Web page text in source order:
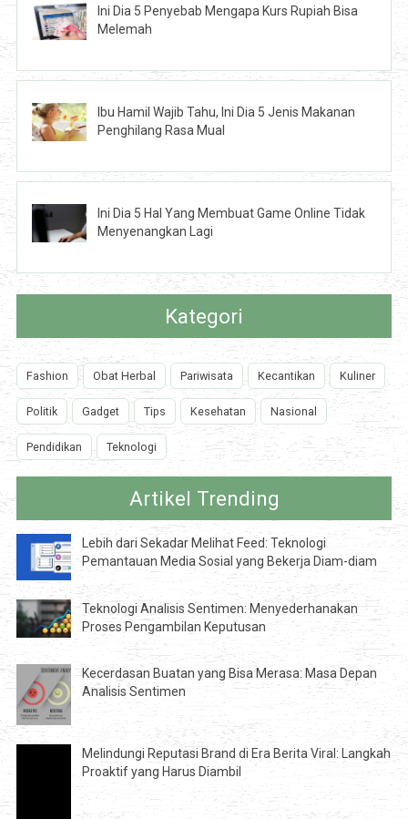
Ini Dia 5 Penyebab Mengapa Kurs Rupiah Bisa
Melemah
Ibu Hamil Wajib Tahu, Ini Dia 5 Jenis Makanan
Penghilang Rasa Mual
Ini Dia 5 Hal Yang Membuat Game Online Tidak
Menyenangkan Lagi
Kategori
Fashion Obat Herbal Pariwisata Kecantikan Kuliner
Politik Gadget Tips Kesehatan Nasional
Pendidikan Teknologi
Artikel Trending
Lebih dari Sekadar Melihat Feed: Teknologi
Pemantauan Media Sosial yang Bekerja Diam-diam
Teknologi Analisis Sentimen: Menyederhanakan
Proses Pengambilan Keputusan
Kecerdasan Buatan yang Bisa Merasa: Masa Depan
Analisis Sentimen
Melindungi Reputasi Brand di Era Berita Viral: Langkah
Proaktif yang Harus Diambil